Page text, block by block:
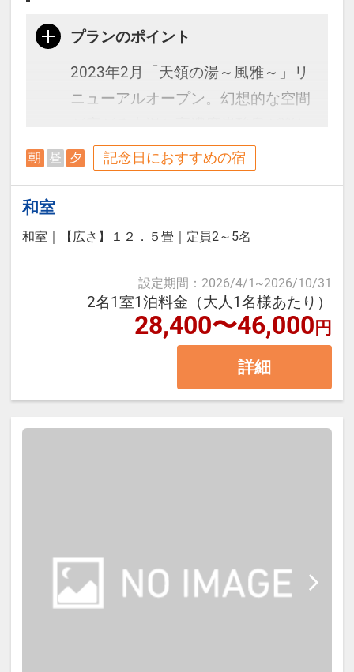
（事前にご連絡ください）
※宿泊税が必要な場合は現地払いと
なります。
本プランは価格変動制です。
代金が変動するため、閲覧時と予約
あらかじめご了承ください。
プランのポイント
2023年2月「天領の湯～風雅～」リ
ニューアルオープン。幻想的な空間
める露天風呂でゆっくりお寛ぎくだ
さい。直通の「飛騨物産館」はお土
ックス和室 バス・トイレ付 12.5
【宿泊施設における「こども・添い
設へのメッセージ」に人数・年齢を
必ず入力してください。
朝 昼 夕 記念日におすすめの宿
和室
和室 ｜ 【広さ】１２．５畳 ｜ 定員2～5名
設定期間 ： 2026/4/1 ~2026/10/31
2名1室1泊料金（大人1名様あたり）
28,400〜46,000円
詳細